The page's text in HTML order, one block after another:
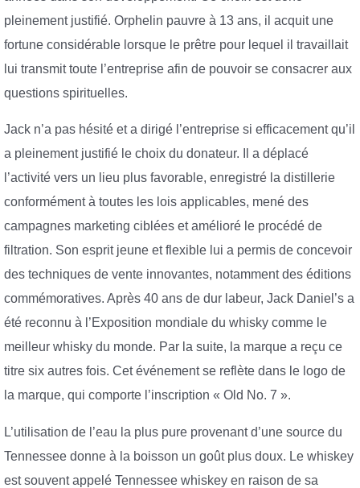
pleinement justifié. Orphelin pauvre à 13 ans, il acquit une
fortune considérable lorsque le prêtre pour lequel il travaillait
lui transmit toute l’entreprise afin de pouvoir se consacrer aux
questions spirituelles.
Jack n’a pas hésité et a dirigé l’entreprise si efficacement qu’il
a pleinement justifié le choix du donateur. Il a déplacé
l’activité vers un lieu plus favorable, enregistré la distillerie
conformément à toutes les lois applicables, mené des
campagnes marketing ciblées et amélioré le procédé de
filtration. Son esprit jeune et flexible lui a permis de concevoir
des techniques de vente innovantes, notamment des éditions
commémoratives. Après 40 ans de dur labeur, Jack Daniel’s a
été reconnu à l’Exposition mondiale du whisky comme le
meilleur whisky du monde. Par la suite, la marque a reçu ce
titre six autres fois. Cet événement se reflète dans le logo de
la marque, qui comporte l’inscription « Old No. 7 ».
L’utilisation de l’eau la plus pure provenant d’une source du
Tennessee donne à la boisson un goût plus doux. Le whiskey
est souvent appelé Tennessee whiskey en raison de sa